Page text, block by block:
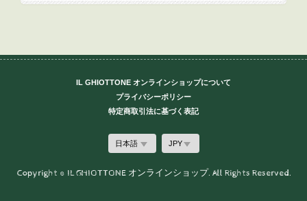
IL GHIOTTONE オンラインショップについて
プライバシーポリシー
特定商取引法に基づく表記
Copyright © IL GHIOTTONE オンラインショップ. All Rights Reserved.